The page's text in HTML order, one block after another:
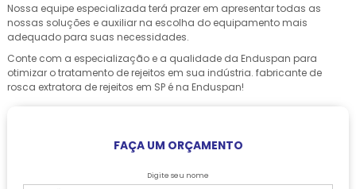
Nossa equipe especializada terá prazer em apresentar todas as
nossas soluções e auxiliar na escolha do equipamento mais
adequado para suas necessidades.
Conte com a especialização e a qualidade da Enduspan para
otimizar o tratamento de rejeitos em sua indústria. fabricante de
rosca extratora de rejeitos em SP é na Enduspan!
FAÇA UM ORÇAMENTO
Digite seu nome